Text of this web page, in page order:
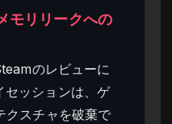
モリリークへの
のレビューに
セッションは、ゲ
クスチャを破棄で